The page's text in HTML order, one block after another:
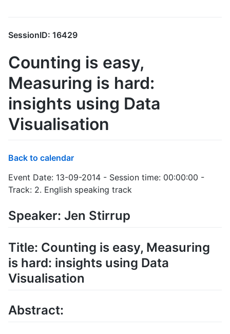
SessionID: 16429
Counting is easy,
Measuring is hard:
insights using Data
Visualisation
Back to calendar
Event Date: 13-09-2014 - Session time: 00:00:00 -
Track: 2. English speaking track
Speaker: Jen Stirrup
Title: Counting is easy, Measuring
is hard: insights using Data
Visualisation
Abstract: